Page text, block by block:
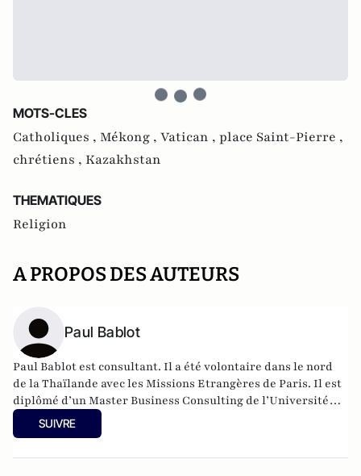
MOTS-CLES
Catholiques , Mékong , Vatican , place Saint-Pierre ,
chrétiens , Kazakhstan
THEMATIQUES
Religion
A PROPOS DES AUTEURS
Paul Bablot
Paul Bablot est consultant. Il a été volontaire dans le nord
de la Thaïlande avec les Missions Etrangères de Paris. Il est
diplômé d’un Master Business Consulting de l’Université
Paris Dauphine. Paul Bablot a publié "Du Mékong à la place
Saint-Pierre, 20.000 km à la rencontre des Chrétiens" (ed.
SUIVRE